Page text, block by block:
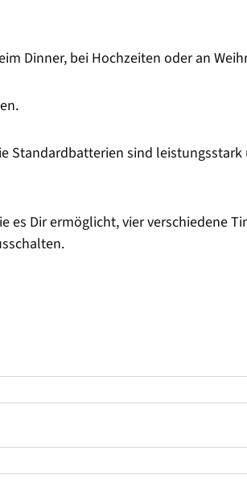
Dinner, bei Hochzeiten oder an
Standardbatterien sind
Dir ermöglicht, vier verschiedene